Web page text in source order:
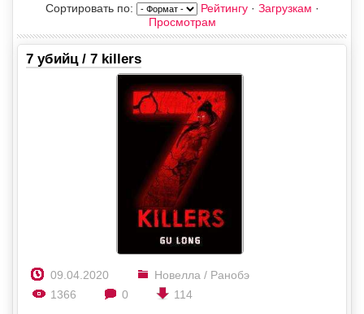
Сортировать по: Рейтингу· Загрузкам ·
Просмотрам
7 убийц / 7 killеrs
09.04.2020
Новелла / Ранобэ
1366
0 114